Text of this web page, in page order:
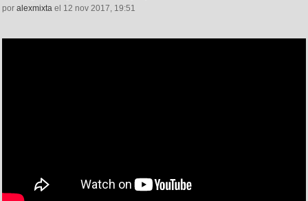
por alexmixta el 12 nov 2017, 19:51